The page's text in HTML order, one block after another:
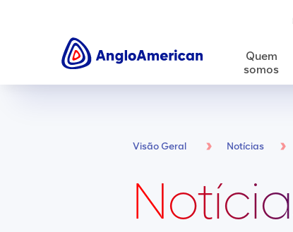
Quem
somos
Visão Geral Notícias